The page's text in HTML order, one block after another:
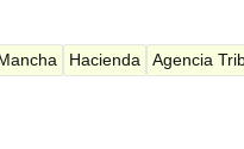
Hacienda Agencia